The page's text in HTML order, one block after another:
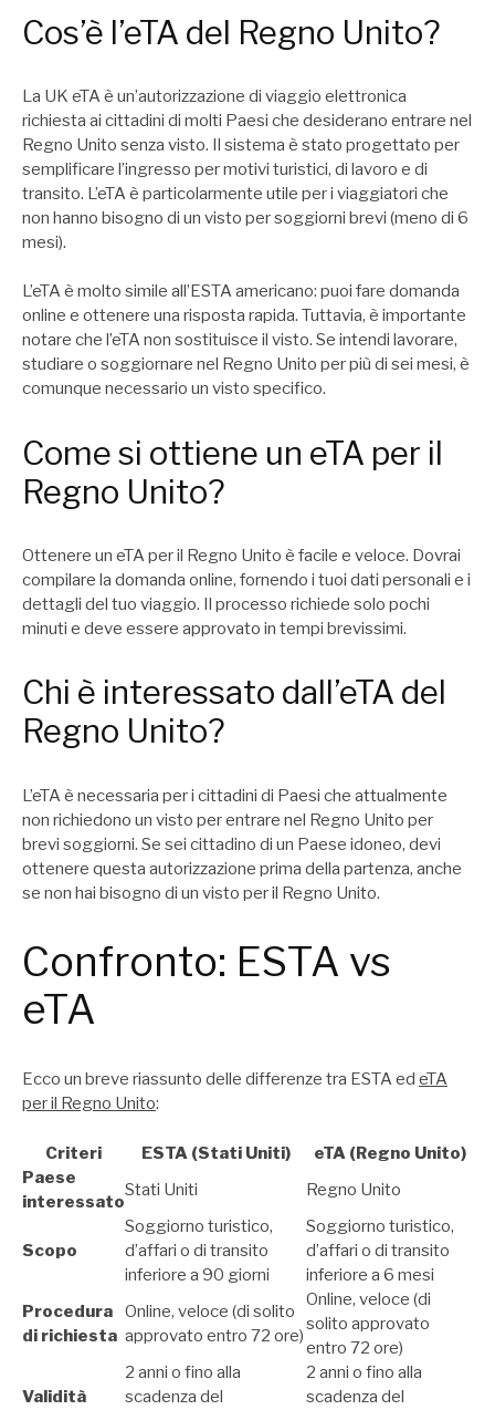
Cos’è l’eTA del Regno Unito?
La UK eTA è un’autorizzazione di viaggio elettronica
richiesta ai cittadini di molti Paesi che desiderano entrare nel
Regno Unito senza visto. Il sistema è stato progettato per
semplificare l’ingresso per motivi turistici, di lavoro e di
transito. L’eTA è particolarmente utile per i viaggiatori che
non hanno bisogno di un visto per soggiorni brevi (meno di 6
mesi).
L’eTA è molto simile all’ESTA americano: puoi fare domanda
online e ottenere una risposta rapida. Tuttavia, è importante
notare che l’eTA non sostituisce il visto. Se intendi lavorare,
studiare o soggiornare nel Regno Unito per più di sei mesi, è
comunque necessario un visto specifico.
Come si ottiene un eTA per il
Regno Unito?
Ottenere un eTA per il Regno Unito è facile e veloce. Dovrai
compilare la domanda online, fornendo i tuoi dati personali e i
dettagli del tuo viaggio. Il processo richiede solo pochi
minuti e deve essere approvato in tempi brevissimi.
Chi è interessato dall’eTA del
Regno Unito?
L’eTA è necessaria per i cittadini di Paesi che attualmente
non richiedono un visto per entrare nel Regno Unito per
brevi soggiorni. Se sei cittadino di un Paese idoneo, devi
ottenere questa autorizzazione prima della partenza, anche
se non hai bisogno di un visto per il Regno Unito.
Confronto: ESTA vs
eTA
Ecco un breve riassunto delle differenze tra ESTA ed eTA
per il Regno Unito:
Criteri ESTA (Stati Uniti)
eTA (Regno Unito)
Paese
interessato
Stati Uniti Regno Unito
Scopo
Soggiorno turistico,
d’affari o di transito
inferiore a 90 giorni
Soggiorno turistico,
d’affari o di transito
inferiore a 6 mesi
Procedura
di richiesta
Online, veloce (di solito
approvato entro 72 ore)
Online, veloce (di
solito approvato
entro 72 ore)
Validità
2 anni o fino alla
scadenza del
2 anni o fino alla
scadenza del